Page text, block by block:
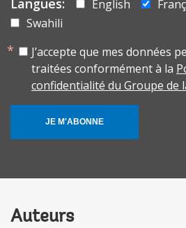
Langues: English
Swahili
J’accepte que mes données
traitées conformément à la
confidentialité du Groupe de
JE M'ABONNE
Auteurs